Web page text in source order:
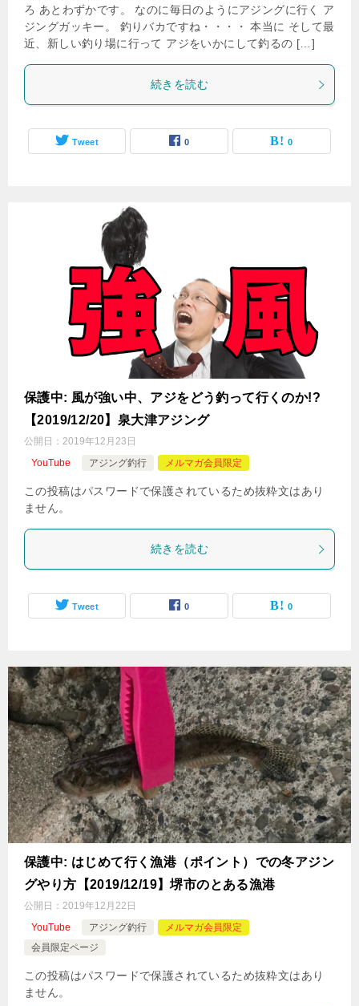
ろ あとわずかです。 なのに毎日のようにアジングに行く ア
ジングガッキー。 釣りバカですね・・・・ 本当に そして最
近、新しい釣り場に行って アジをいかにして釣るの […]
続きを読む
Tweet 0 0
保護中: 風が強い中、アジをどう釣って行くのか!?
【2019/12/20】泉大津アジング
公開日： 2019年12月23日
YouTube
アジング釣行 メルマガ会員限定
この投稿はパスワードで保護されているため抜粋文はあり
ません。
続きを読む
Tweet 0 0
保護中: はじめて行く漁港（ポイント）での冬アジン
グやり方【2019/12/19】堺市のとある漁港
公開日： 2019年12月22日
YouTube
アジング釣行
メルマガ会員限定
会員限定ページ
この投稿はパスワードで保護されているため抜粋文はあり
ません。